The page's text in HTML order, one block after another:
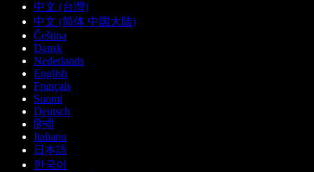
中文 (台灣)
中文 (简体 中国大陆)
Čeština
Dansk
Nederlands
English
Français
Suomi
Deutsch
हिन्दी
Italiano
日本語
한국어